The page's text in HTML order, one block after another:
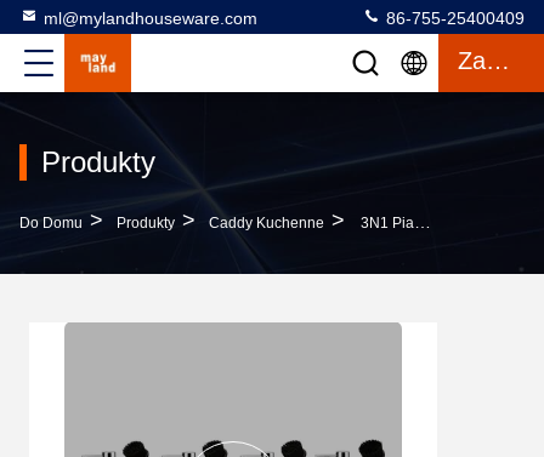
ml@mylandhouseware.com 86-755-25400409
Zacytować
Produkty
Do Domu > Produkty > Caddy Kuchenne > 3N1 Piaskowiec Użyteczności Mydło Z Paskiem Wirującym I S / S Szczoteczkę Nylonową I Czyszczenie Kule Mydło Pompy Płynne Mydło Ręczne